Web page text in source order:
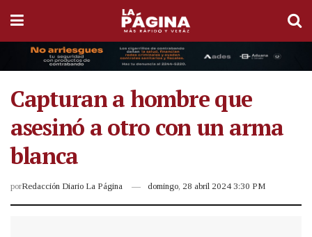
Capturan a hombre que
asesinó a otro con un arma
blanca
porRedacción Diario La Página domingo, 28 abril 2024 3:30 PM